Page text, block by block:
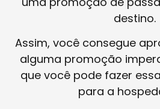
destino.
Assim, você consegue
alguma promoção
que você pode fazer
para a